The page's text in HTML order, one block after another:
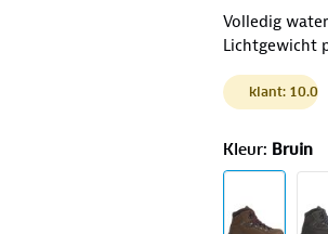
Volledig
Lichtgewicht
klant: 10.0
Kleur: Bruin